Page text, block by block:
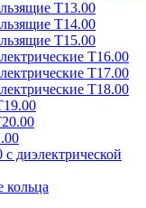
Т13.00
Т14.00
Т15.00
Т16.00
Т17.00
Т18.00
диэлектрической